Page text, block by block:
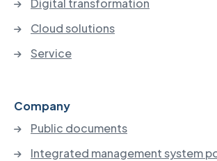
Digital transformation
Cloud solutions
Service
Company
Public documents
Integrated management system